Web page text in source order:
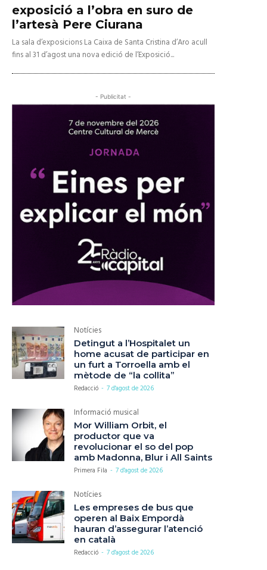
exposició a l’obra en suro de
l’artesà Pere Ciurana
La sala d’exposicions La Caixa de Santa Cristina d’Aro acull
fins al 31 d’agost una nova edició de l’Exposició...
- Publicitat -
Notícies
Detingut a l’Hospitalet un
home acusat de participar en
un furt a Torroella amb el
mètode de “la collita”
Redacció - 7 d'agost de 2026
Informació musical
Mor William Orbit, el
productor que va
revolucionar el so del pop
amb Madonna, Blur i All Saints
Primera Fila - 7 d'agost de 2026
Notícies
Les empreses de bus que
operen al Baix Empordà
hauran d’assegurar l’atenció
en català
Redacció - 7 d'agost de 2026